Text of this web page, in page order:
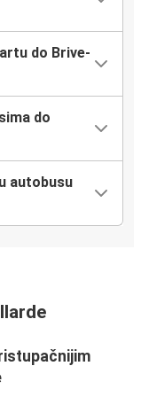
do Brive-
do
autobusu